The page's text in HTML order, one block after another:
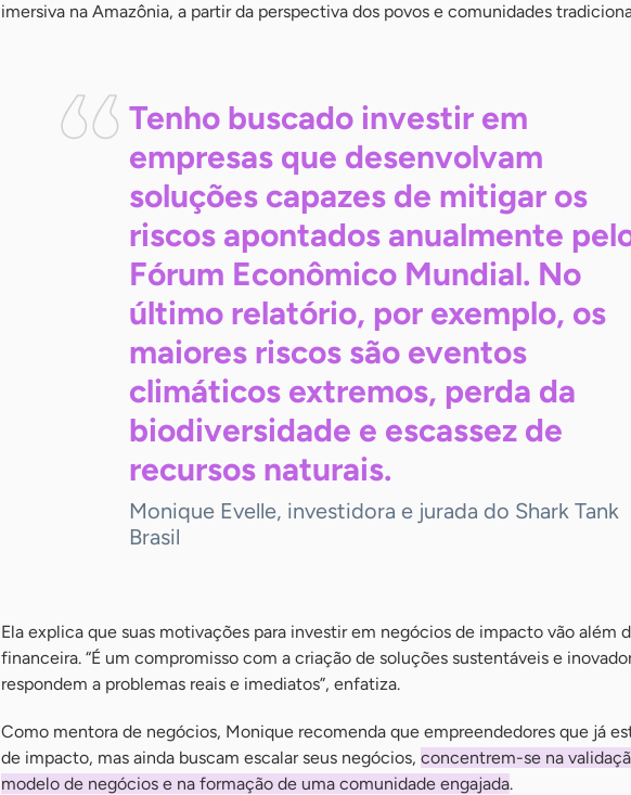
imersiva na Amazônia, a partir da perspectiva dos povos e comunidades
Tenho buscado investir em
empresas que desenvolvam
soluções capazes de mitigar os
riscos apontados anualmente
Fórum Econômico Mundial. No
último relatório, por exemplo, os
maiores riscos são eventos
climáticos extremos, perda da
biodiversidade e escassez de
recursos naturais.
Monique Evelle, investidora e jurada do Shark Tank
Brasil
Ela explica que suas motivações para investir em negócios de impacto vão além
financeira. “É um compromisso com a criação de soluções sustentáveis e
respondem a problemas reais e imediatos”, enfatiza.
Como mentora de negócios, Monique recomenda que empreendedores que já
de impacto, mas ainda buscam escalar seus negócios, concentrem-se na
modelo de negócios e na formação de uma comunidade engajada.